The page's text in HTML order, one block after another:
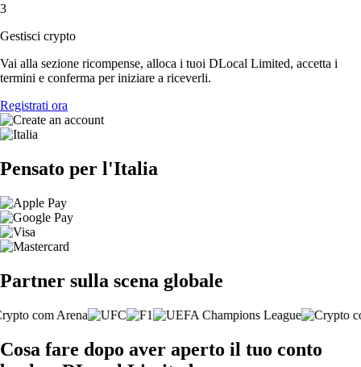
3
Gestisci crypto
Vai alla sezione ricompense, alloca i tuoi DLocal Limited, accetta i
termini e conferma per iniziare a riceverli.
Registrati ora
Pensato per l'Italia
Partner sulla scena globale
Cosa fare dopo aver aperto il tuo conto